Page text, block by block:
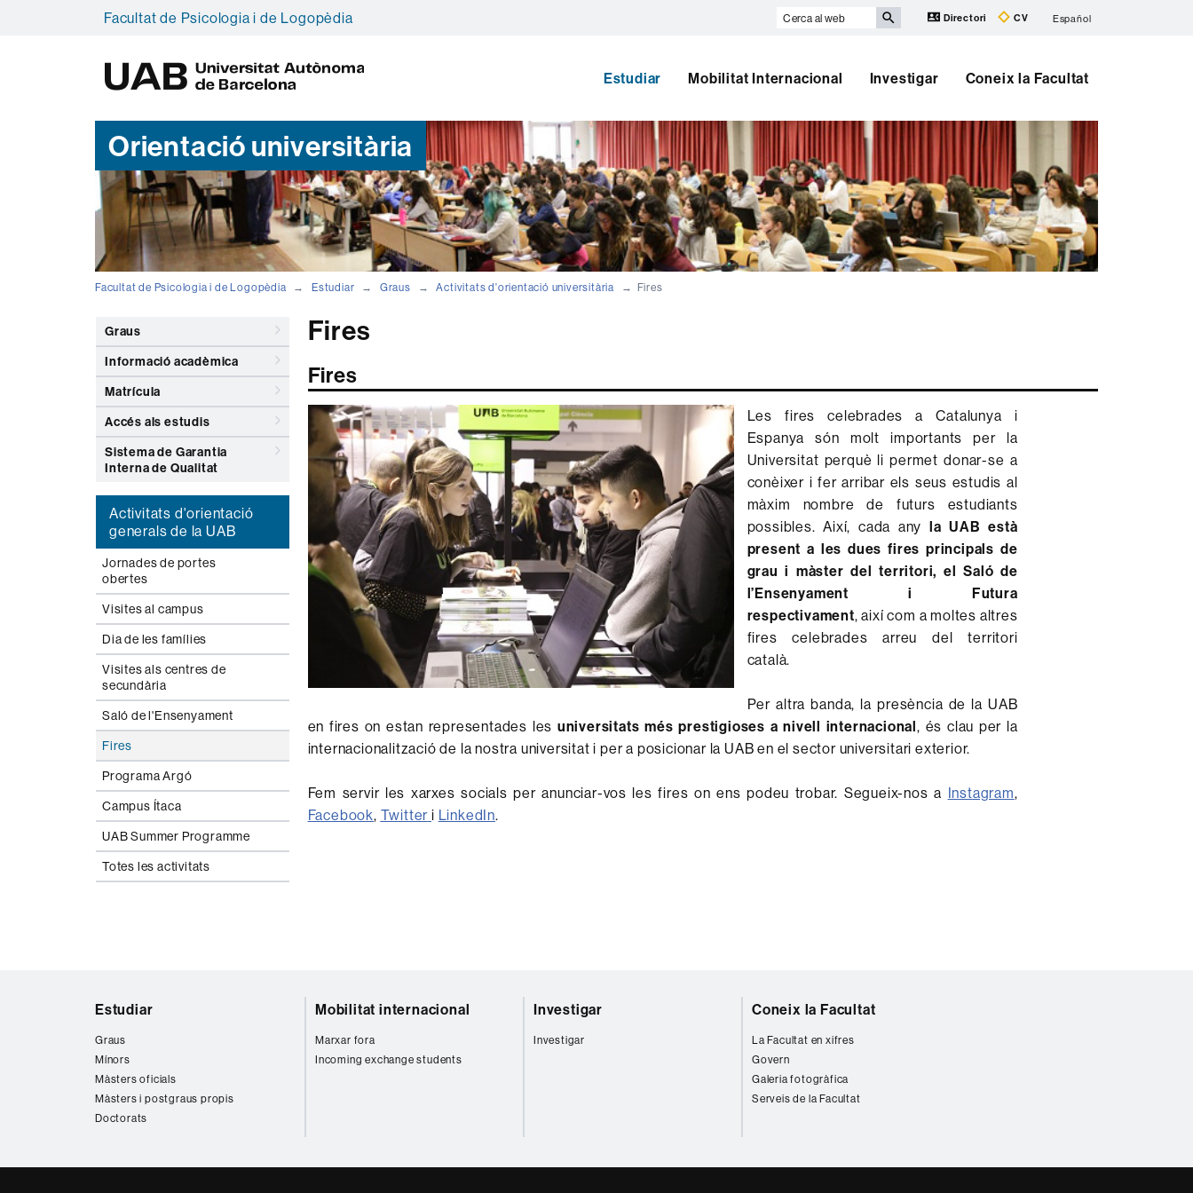
Facultat de Psicologia i de Logopèdia
Cerca
Directori CV Español
A
Estudiar Mobilitat Internacional Investigar Coneix la Facultat
Orientació universitària
Facultat de Psicologia i de Logopèdia Estudiar Graus Activitats d'orientació universitària Fires
Graus
Informació acadèmica
Matrícula
Accés als estudis
Sistema de Garantia
Interna de Qualitat
Activitats d'orientació
generals de la UAB
Jornades de portes
obertes
Visites al campus
Dia de les famílies
Visites als centres de
secundària
Saló de l'Ensenyament
Fires
Programa Argó
Campus Ítaca
UAB Summer Programme
Totes les activitats
Fires
Fires
Les fires celebrades a Catalunya i
Espanya són molt importants per la
Universitat perquè li permet donar-se a
conèixer i fer arribar els seus estudis al
màxim nombre de futurs estudiants
possibles. Així, cada any la UAB està
present a les dues fires principals de
grau i màster del territori, el Saló de
l’Ensenyament i Futura
respectivament, així com a moltes altres
fires celebrades arreu del territori
català.
Per altra banda, la presència de la UAB
en fires on estan representades les universitats més prestigioses a nivell internacional, és clau per la
internacionalització de la nostra universitat i per a posicionar la UAB en el sector universitari exterior.
Fem servir les xarxes socials per anunciar-vos les fires on ens podeu trobar. Segueix-nos a Instagram,
Facebook, Twitter i LinkedIn.
Estudiar
Graus
Mínors
Màsters oficials
Màsters i postgraus propis
Doctorats
Mobilitat internacional
Marxar fora
Incoming exchange students
Investigar
Investigar
Coneix la Facultat
La Facultat en xifres
Govern
Galeria fotogràfica
Serveis de la Facultat